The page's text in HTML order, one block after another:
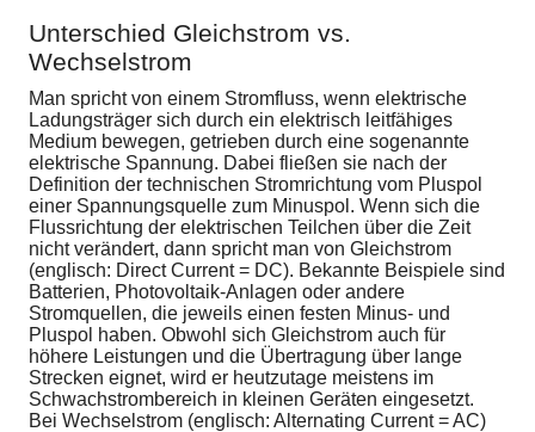
Unterschied Gleichstrom vs.
Wechselstrom
Man spricht von einem Stromfluss, wenn elektrische
Ladungsträger sich durch ein elektrisch leitfähiges
Medium bewegen, getrieben durch eine sogenannte
elektrische Spannung. Dabei fließen sie nach der
Definition der technischen Stromrichtung vom Pluspol
einer Spannungsquelle zum Minuspol. Wenn sich die
Flussrichtung der elektrischen Teilchen über die Zeit
nicht verändert, dann spricht man von Gleichstrom
(englisch: Direct Current = DC). Bekannte Beispiele sind
Batterien, Photovoltaik-Anlagen oder andere
Stromquellen, die jeweils einen festen Minus- und
Pluspol haben. Obwohl sich Gleichstrom auch für
höhere Leistungen und die Übertragung über lange
Strecken eignet, wird er heutzutage meistens im
Schwachstrombereich in kleinen Geräten eingesetzt.
Bei Wechselstrom (englisch: Alternating Current = AC)